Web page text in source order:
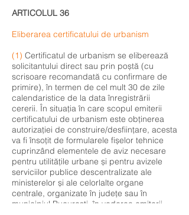
ARTICOLUL 36
Eliberarea certificatului de urbanism
(1) Certificatul de urbanism se eliberează
solicitantului direct sau prin poștă (cu
scrisoare recomandată cu confirmare de
primire), în termen de cel mult 30 de zile
calendaristice de la data înregistrării
cererii. În situația în care scopul emiterii
certificatului de urbanism este obținerea
autorizației de construire/desființare, acesta
va fi însoțit de formularele fișelor tehnice
cuprinzând elementele de aviz necesare
pentru utilitățile urbane și pentru avizele
serviciilor publice descentralizate ale
ministerelor și ale celorlalte organe
centrale, organizate în județe sau în
municipiul București, în vederea emiterii